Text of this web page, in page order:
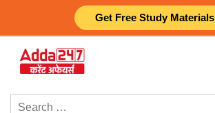
Get Free Study Materials
content
Search